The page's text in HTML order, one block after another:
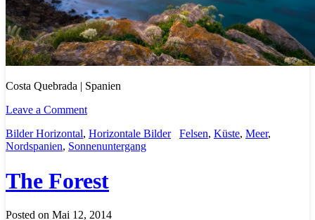
Costa Quebrada | Spanien
Leave a Comment
Bilder Horizontal, Horizontale Bilder Felsen, Küste, Meer,
Nordspanien, Sonnenuntergang
The Forest
Posted on Mai 12, 2014